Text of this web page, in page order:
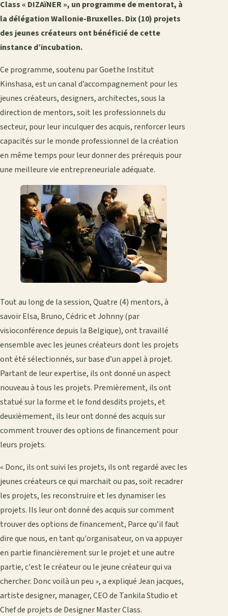
Class « DIZAïNER », un programme de mentorat, à
la délégation Wallonie-Bruxelles. Dix (10) projets
des jeunes créateurs ont bénéficié de cette
instance d’incubation.
Ce programme, soutenu par Goethe Institut
Kinshasa, est un canal d’accompagnement pour les
jeunes créateurs, designers, architectes, sous la
direction de mentors, soit les professionnels du
secteur, pour leur inculquer des acquis, renforcer leurs
capacités sur le monde professionnel de la création
en même temps pour leur donner des prérequis pour
une meilleure vie entrepreneuriale adéquate.
Tout au long de la session, Quatre (4) mentors, à
savoir Elsa, Bruno, Cédric et Johnny (par
visioconférence depuis la Belgique), ont travaillé
ensemble avec les jeunes créateurs dont les projets
ont été sélectionnés, sur base d’un appel à projet.
Partant de leur expertise, ils ont donné un aspect
nouveau à tous les projets. Premièrement, ils ont
statué sur la forme et le fond desdits projets, et
deuxièmement, ils leur ont donné des acquis sur
comment trouver des options de financement pour
leurs projets.
« Donc, ils ont suivi les projets, ils ont regardé avec les
jeunes créateurs ce qui marchait ou pas, soit recadrer
les projets, les reconstruire et les dynamiser les
projets. Ils leur ont donné des acquis sur comment
trouver des options de financement, Parce qu’il faut
dire que nous, en tant qu'organisateur, on va appuyer
en partie financièrement sur le projet et une autre
partie, c'est le créateur ou le jeune créateur qui va
chercher. Donc voilà un peu », a expliqué Jean jacques,
artiste designer, manager, CEO de Tankila Studio et
Chef de projets de Designer Master Class.